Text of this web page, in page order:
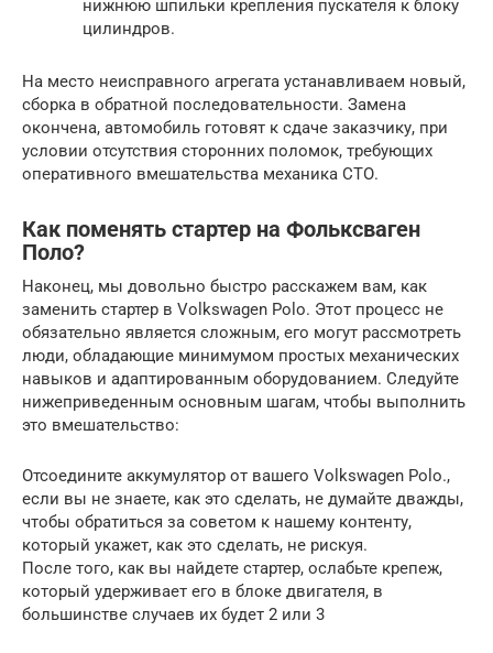
нижнюю шпильки крепления пускателя к блоку
цилиндров.
На место неисправного агрегата устанавливаем новый,
сборка в обратной последовательности. Замена
окончена, автомобиль готовят к сдаче заказчику, при
условии отсутствия сторонних поломок, требующих
оперативного вмешательства механика СТО.
Как поменять стартер на Фольксваген
Поло?
Наконец, мы довольно быстро расскажем вам, как
заменить стартер в Volkswagen Polo. Этот процесс не
обязательно является сложным, его могут рассмотреть
люди, обладающие минимумом простых механических
навыков и адаптированным оборудованием. Следуйте
нижеприведенным основным шагам, чтобы выполнить
это вмешательство:
Отсоедините аккумулятор от вашего Volkswagen Polo.,
если вы не знаете, как это сделать, не думайте дважды,
чтобы обратиться за советом к нашему контенту,
который укажет, как это сделать, не рискуя.
После того, как вы найдете стартер, ослабьте крепеж,
который удерживает его в блоке двигателя, в
большинстве случаев их будет 2 или 3